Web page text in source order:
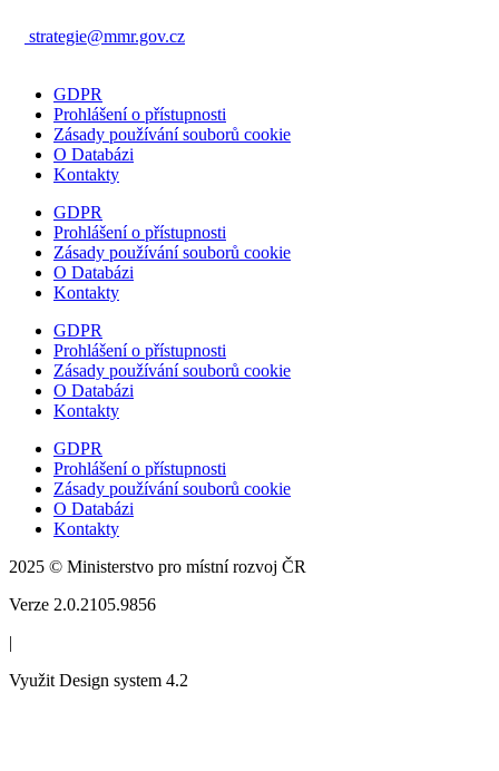
strategie@mmr.gov.cz
GDPR
Prohlášení o přístupnosti
Zásady používání souborů cookie
O Databázi
Kontakty
GDPR
Prohlášení o přístupnosti
Zásady používání souborů cookie
O Databázi
Kontakty
GDPR
Prohlášení o přístupnosti
Zásady používání souborů cookie
O Databázi
Kontakty
GDPR
Prohlášení o přístupnosti
Zásady používání souborů cookie
O Databázi
Kontakty
2025 © Ministerstvo pro místní rozvoj ČR
Verze 2.0.2105.9856
|
Využit Design system 4.2